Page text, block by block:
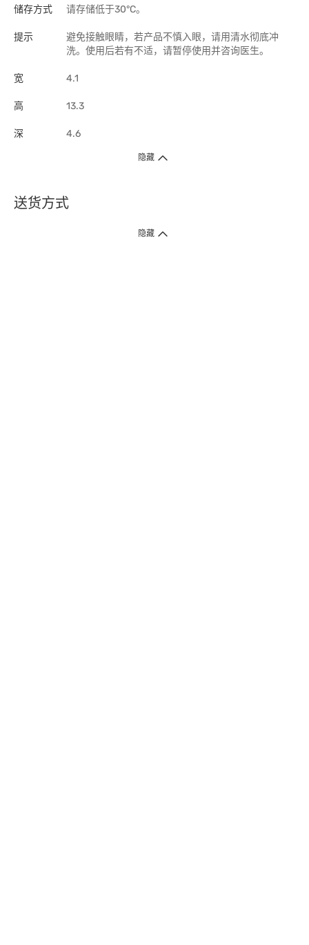
储存方式 请存储低于30°C。
提示
避免接触眼睛，若产品不慎入眼，请用清水彻底冲
洗。使用后若有不适，请暂停使用并咨询医生。
宽 4.1
高 13.3
深 4.6
隐藏
送货方式
1. 送货到府（受卫生署条例规管产品除外 ）
隐藏